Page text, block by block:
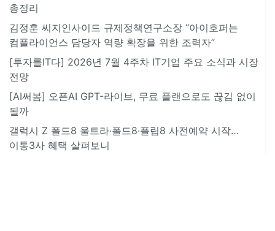
총정리
김정훈 씨지인사이드 규제정책연구소장 “아이호퍼는
컴플라이언스 담당자 역량 확장을 위한 조력자”
[투자를IT다] 2026년 7월 4주차 IT기업 주요 소식과 시장
전망
[AI써봄] 오픈AI GPT-라이브, 무료 플랜으로도 끊김 없이
될까
갤럭시 Z 폴드8 울트라·폴드8·플립8 사전예약 시작…
이통3사 혜택 살펴보니